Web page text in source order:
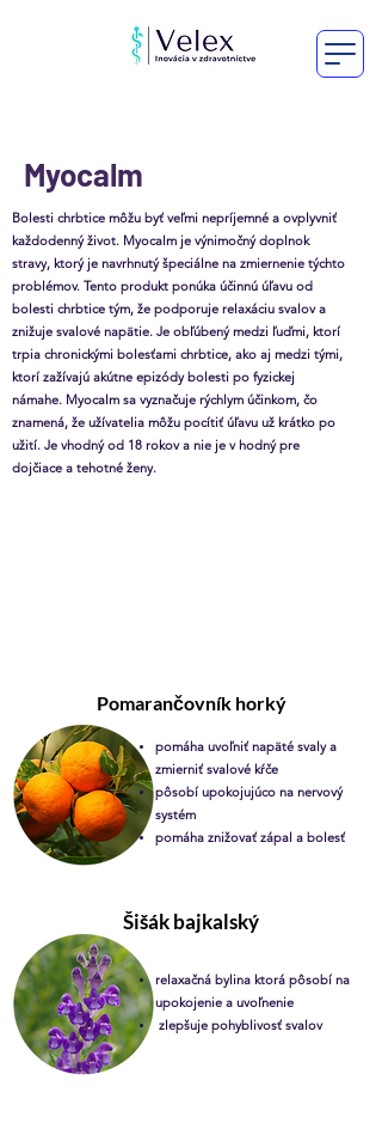
Myocalm
Bolesti chrbtice môžu byť veľmi nepríjemné a ovplyvniť
každodenný život. Myocalm je výnimočný doplnok
stravy, ktorý je navrhnutý špeciálne na zmiernenie týchto
problémov. Tento produkt ponúka účinnú úľavu od
bolesti chrbtice tým, že podporuje relaxáciu svalov a
znižuje svalové napätie. Je obľúbený medzi ľuďmi, ktorí
trpia chronickými bolesťami chrbtice, ako aj medzi tými,
ktorí zažívajú akútne epizódy bolesti po fyzickej
námahe. Myocalm sa vyznačuje rýchlym účinkom, čo
znamená, že užívatelia môžu pocítiť úľavu už krátko po
užití. Je vhodný od 18 rokov a nie je v hodný pre
dojčiace a tehotné ženy.
Pomarančovník horký
pomáha uvoľniť napäté svaly a
zmierniť svalové kŕče
pôsobí upokojujúco na nervový
systém
pomáha znižovať zápal a bolesť
Šišák bajkalský
relaxačná bylina ktorá pôsobí na
upokojenie a uvoľnenie
zlepšuje pohyblivosť svalov